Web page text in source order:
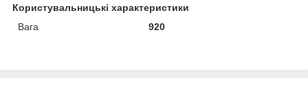
Користувальницькі характеристики
Вага
920